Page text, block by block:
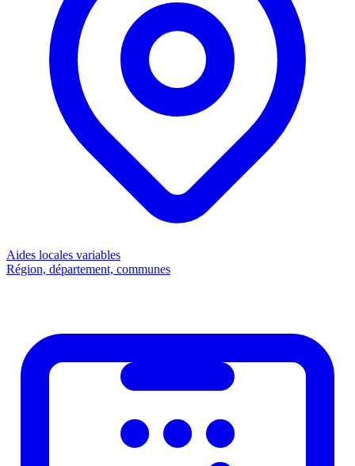
Aides locales variables
Région, département, communes